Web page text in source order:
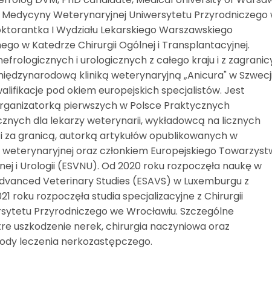
Medycyny Weterynaryjnej Uniwersytetu Przyrodniczego
I Wydziału Lekarskiego Warszawskiego
w Katedrze Chirurgii Ogólnej i Transplantacyjnej.
i urologicznych z całego kraju i z
kliniką weterynaryjną „Anicura" w
pod okiem europejskich specjalistów. Jest
pierwszych w Polsce Praktycznych
dla lekarzy weterynarii, wykładowcą na licznych
za granicą, autorką artykułów opublikowanych w
oraz członkiem Europejskiego
i Urologii (ESVNU). Od 2020 roku rozpoczęła naukę w
Veterinary Studies (ESAVS) w Luxemburgu z
roku rozpoczęła studia specjalizacyjne z Chirurgii
Przyrodniczego we Wrocławiu. Szczególne
uszkodzenie nerek, chirurgia naczyniowa oraz
leczenia nerkozastępczego.